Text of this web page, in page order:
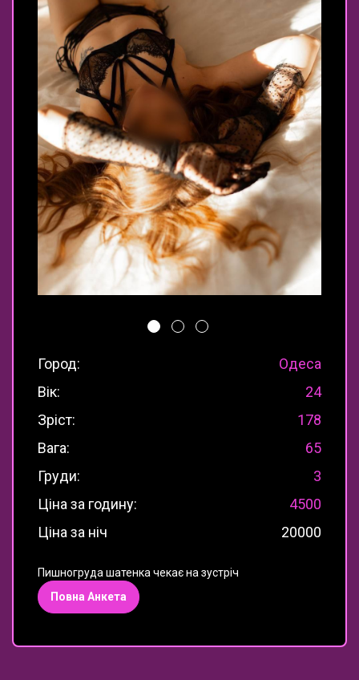
Город:
Одеса
Вік:
24
Зріст:
178
Вага:
65
Груди:
3
Ціна за годину:
4500
Ціна за ніч
20000
Пишногруда шатенка чекає на зустріч
Повна Анкета